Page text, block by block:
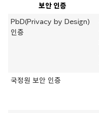
보안 인증
PbD(Privacy by Design)
인증
국정원 보안 인증